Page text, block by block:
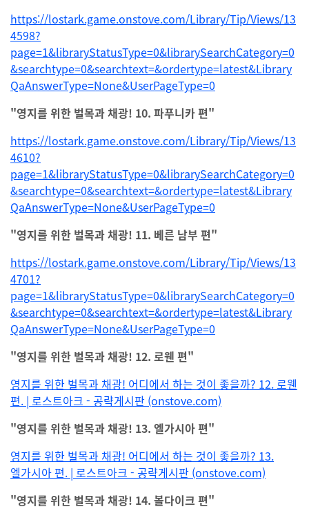
https://lostark.game.onstove.com/Library/Tip/Views/13
4598?
page=1&libraryStatusType=0&librarySearchCategory=0
&searchtype=0&searchtext=&ordertype=latest&Library
QaAnswerType=None&UserPageType=0
"영지를 위한 벌목과 채광! 10. 파푸니카 편"
https://lostark.game.onstove.com/Library/Tip/Views/13
4610?
page=1&libraryStatusType=0&librarySearchCategory=0
&searchtype=0&searchtext=&ordertype=latest&Library
QaAnswerType=None&UserPageType=0
"영지를 위한 벌목과 채광! 11. 베른 남부 편"
https://lostark.game.onstove.com/Library/Tip/Views/13
4701?
page=1&libraryStatusType=0&librarySearchCategory=0
&searchtype=0&searchtext=&ordertype=latest&Library
QaAnswerType=None&UserPageType=0
"영지를 위한 벌목과 채광! 12. 로웬 편"
영지를 위한 벌목과 채광! 어디에서 하는 것이 좋을까? 12. 로웬
편. | 로스트아크 - 공략게시판 (onstove.com)
"영지를 위한 벌목과 채광! 13. 엘가시아 편"
영지를 위한 벌목과 채광! 어디에서 하는 것이 좋을까? 13.
엘가시아 편. | 로스트아크 - 공략게시판 (onstove.com)
"영지를 위한 벌목과 채광! 14. 볼다이크 편"